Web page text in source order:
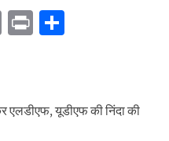
Copy
Print
एलडीएफ, यूडीएफ की निंदा की